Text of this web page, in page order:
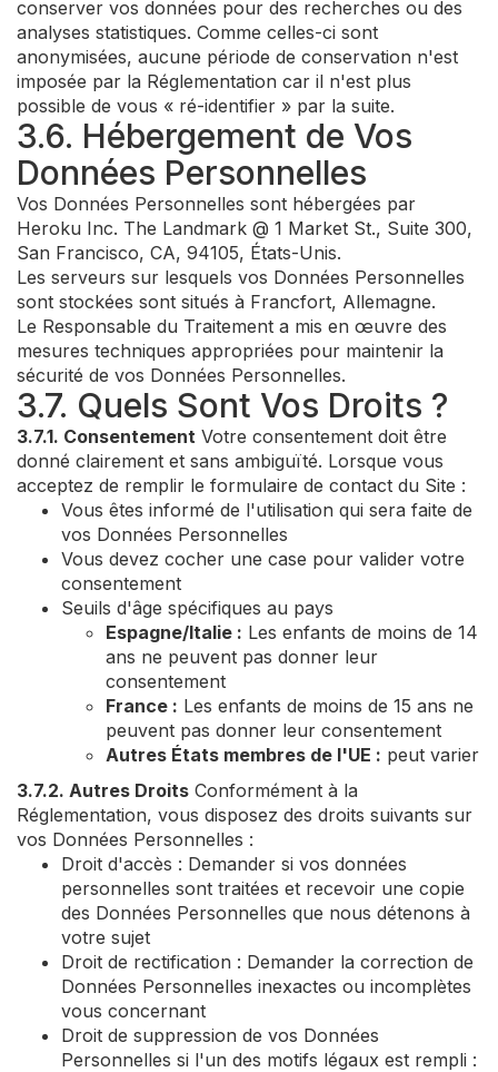
conserver vos données pour des recherches ou des
analyses statistiques. Comme celles-ci sont
anonymisées, aucune période de conservation n'est
imposée par la Réglementation car il n'est plus
possible de vous « ré-identifier » par la suite.
3.6. Hébergement de Vos
Données Personnelles
Vos Données Personnelles sont hébergées par
Heroku Inc. The Landmark @ 1 Market St., Suite 300,
San Francisco, CA, 94105, États-Unis.
Les serveurs sur lesquels vos Données Personnelles
sont stockées sont situés à Francfort, Allemagne.
Le Responsable du Traitement a mis en œuvre des
mesures techniques appropriées pour maintenir la
sécurité de vos Données Personnelles.
3.7. Quels Sont Vos Droits ?
3.7.1. Consentement Votre consentement doit être
donné clairement et sans ambiguïté. Lorsque vous
acceptez de remplir le formulaire de contact du Site :
Vous êtes informé de l'utilisation qui sera faite de
vos Données Personnelles
Vous devez cocher une case pour valider votre
consentement
Seuils d'âge spécifiques au pays
Espagne/Italie : Les enfants de moins de 14
ans ne peuvent pas donner leur
consentement
France : Les enfants de moins de 15 ans ne
peuvent pas donner leur consentement
Autres États membres de l'UE : peut varier
3.7.2. Autres Droits Conformément à la
Réglementation, vous disposez des droits suivants sur
vos Données Personnelles :
Droit d'accès : Demander si vos données
personnelles sont traitées et recevoir une copie
des Données Personnelles que nous détenons à
votre sujet
Droit de rectification : Demander la correction de
Données Personnelles inexactes ou incomplètes
vous concernant
Droit de suppression de vos Données
Personnelles si l'un des motifs légaux est rempli :